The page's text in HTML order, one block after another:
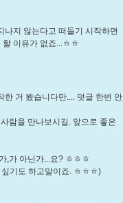
나지 않는다고 떠들기 시작하면
이유가 없죠...ㅎㅎ
한 거 봤습니다만.... 덧글 한번 안
람을 만나보시길. 앞으로 좋은
,가 아닌가...요? ㅎㅎㅎ
기도 하고말이죠. ㅎㅎㅎ)